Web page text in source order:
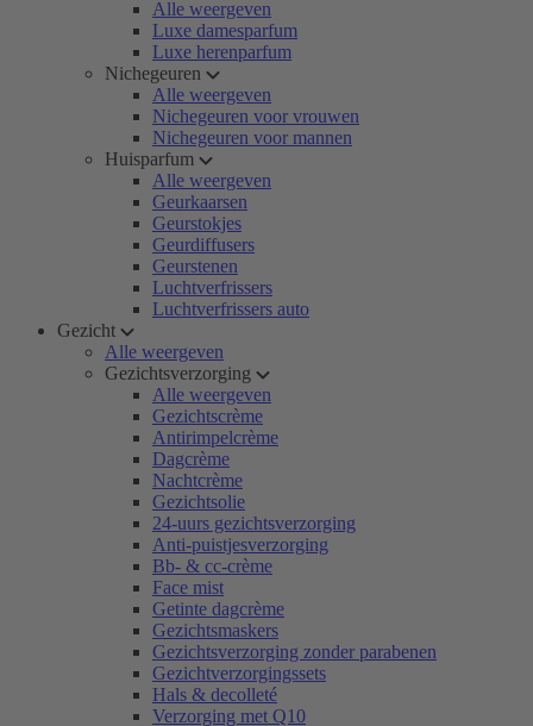
Alle weergeven
Luxe damesparfum
Luxe herenparfum
Nichegeuren
Alle weergeven
Nichegeuren voor vrouwen
Nichegeuren voor mannen
Huisparfum
Alle weergeven
Geurkaarsen
Geurstokjes
Geurdiffusers
Geurstenen
Luchtverfrissers
Luchtverfrissers auto
Gezicht
Alle weergeven
Gezichtsverzorging
Alle weergeven
Gezichtscrème
Antirimpelcrème
Dagcrème
Nachtcrème
Gezichtsolie
24-uurs gezichtsverzorging
Anti-puistjesverzorging
Bb- & cc-crème
Face mist
Getinte dagcrème
Gezichtsmaskers
Gezichtsverzorging zonder parabenen
Gezichtverzorgingssets
Hals & decolleté
Verzorging met Q10